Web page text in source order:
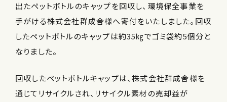
出たペットボトルのキャップを回収し、環境保全事業を
手がける株式会社群成舎様へ寄付をいたしました。回収
したペットボトルのキャップは約35㎏でゴミ袋約5個分と
なりました。
回収したペットボトルキャップは、株式会社群成舎様を
通じてリサイクルされ、リサイクル素材の売却益が